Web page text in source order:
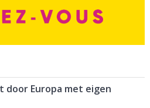
door Europa met eigen